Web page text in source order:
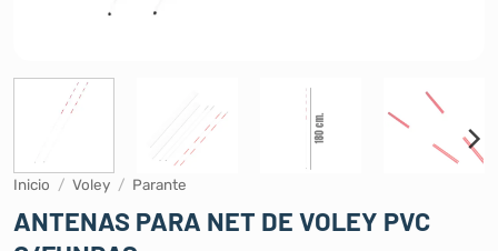
Inicio / Voley / Parante
ANTENAS PARA NET DE VOLEY PVC